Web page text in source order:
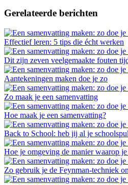
Gerelateerde berichten
Effectief leren: 5 tips die écht werken
Dit zijn zeven veelgemaakte fouten
Aantekeningen maken doe je zo
Zo maak je een samenvatting
Hoe maak je een samenvatting?
Back to School: heb jij al je
Hoe je omgeving de manier waarop
Zo gebruik je de Feynman-techniek